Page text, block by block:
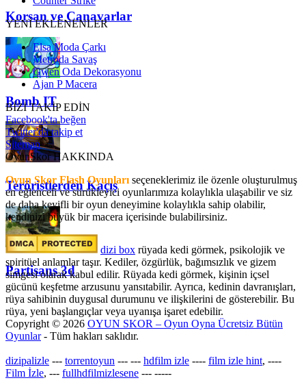
Korsan ve Canavarlar
Bomb IT
Teröristlerden Kaçış
Partisans 3d
YENİ EKLENENLER
Elsa Moda Çarkı
Metroda Savaş
Gwen Oda Dekorasyonu
Ajan P Macera
BİZİ TAKİP EDİN
Facebook'ta beğen
Twitter'da takip et
Sitemap
OyunSkor HAKKINDA
Oyun Skor Flash Oyunları seçeneklerimiz ile özenle oluşturulmuş
en eğlenceli ve sürükleyici oyunlarımıza kolaylıkla ulaşabilir ve siz
de daha keyifli bir oyun deneyimine kolaylıkla sahip olabilir,
kendinizi büyük bir macera içerisinde bulabilirsiniz.
dizi box rüyada kedi görmek​, psikolojik ve
spiritüel anlamlar taşır. Kediler, özgürlük, bağımsızlık ve gizem
simgesi olarak kabul edilir. Rüyada kedi görmek, kişinin içsel
gücünü keşfetme arzusunu yansıtabilir. Ayrıca, kedinin davranışları,
rüya sahibinin duygusal durumunu ve ilişkilerini de gösterebilir. Bu
rüya, yeni başlangıçlar veya uyanışa işaret edebilir.
Copyright © 2026 OYUN SKOR – Oyun Oyna Ücretsiz Bütün
Oyunlar- Tüm hakları saklıdır.
dizipalizle --- torrentoyun --- --- hdfilm izle ---- film izle hint, ----
Film İzle, --- fullhdfilmizlesene --- -----